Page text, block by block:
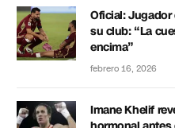
Oficial: Jugador
su club: “La
encima”
febrero 16, 2026
Imane Khelif